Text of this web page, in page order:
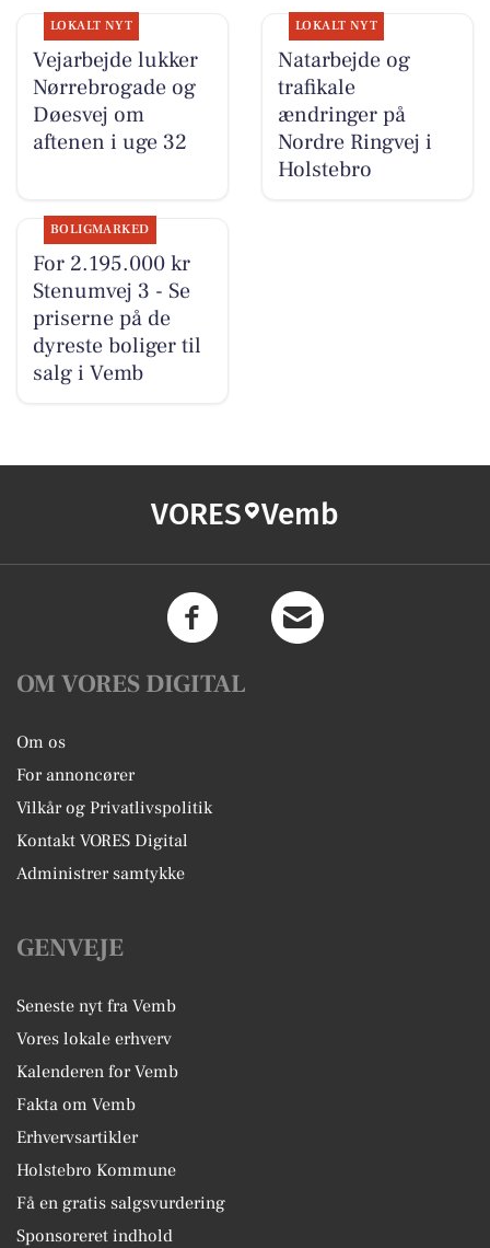
LOKALT NYT
Vejarbejde lukker
Nørrebrogade og
Døesvej om
aftenen i uge 32
LOKALT NYT
Natarbejde og
trafikale
ændringer på
Nordre Ringvej i
Holstebro
BOLIGMARKED
For 2.195.000 kr
Stenumvej 3 - Se
priserne på de
dyreste boliger til
salg i Vemb
VORES Vemb
OM VORES DIGITAL
Om os
For annoncører
Vilkår og Privatlivspolitik
Kontakt VORES Digital
Administrer samtykke
GENVEJE
Seneste nyt fra Vemb
Vores lokale erhverv
Kalenderen for Vemb
Fakta om Vemb
Erhvervsartikler
Holstebro Kommune
Få en gratis salgsvurdering
Sponsoreret indhold